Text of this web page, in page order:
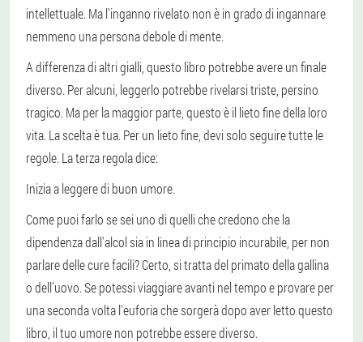
intellettuale. Ma l'inganno rivelato non è in grado di ingannare
nemmeno una persona debole di mente.
A differenza di altri gialli, questo libro potrebbe avere un finale
diverso. Per alcuni, leggerlo potrebbe rivelarsi triste, persino
tragico. Ma per la maggior parte, questo è il lieto fine della loro
vita. La scelta è tua. Per un lieto fine, devi solo seguire tutte le
regole. La terza regola dice:
Inizia a leggere di buon umore.
Come puoi farlo se sei uno di quelli che credono che la
dipendenza dall'alcol sia in linea di principio incurabile, per non
parlare delle cure facili? Certo, si tratta del primato della gallina
o dell'uovo. Se potessi viaggiare avanti nel tempo e provare per
una seconda volta l'euforia che sorgerà dopo aver letto questo
libro, il tuo umore non potrebbe essere diverso.